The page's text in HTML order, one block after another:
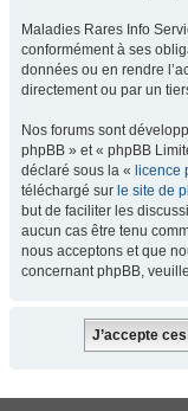
Maladies Rares Info
conformément à ses
données ou en rendre
directement ou par un
Nos forums sont
phpBB » et « phpBB
déclaré sous la « licence
téléchargé sur le site de
but de faciliter les
aucun cas être tenu
nous acceptons et que
concernant phpBB,